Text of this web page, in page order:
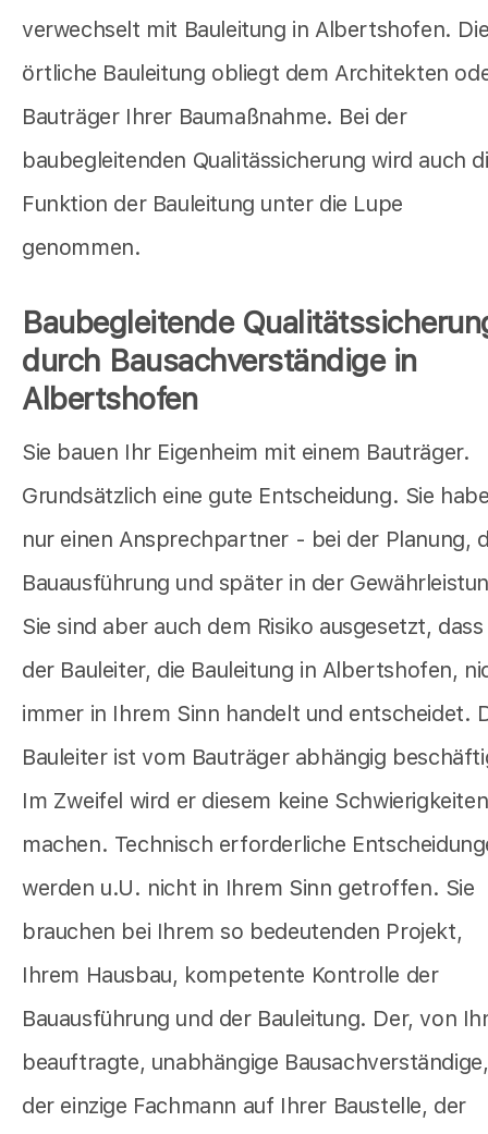
verwechselt mit Bauleitung in Albertshofen.
örtliche Bauleitung obliegt dem Architekten
Bauträger Ihrer Baumaßnahme. Bei der
baubegleitenden Qualitässicherung wird auch
Funktion der Bauleitung unter die Lupe
genommen.
Baubegleitende
durch Bausachverständige in
Albertshofen
Sie bauen Ihr Eigenheim mit einem Bauträger.
Grundsätzlich eine gute Entscheidung. Sie
nur einen Ansprechpartner - bei der Planung,
Bauausführung und später in der
Sie sind aber auch dem Risiko ausgesetzt, dass
der Bauleiter, die Bauleitung in Albertshofen,
immer in Ihrem Sinn handelt und entscheidet.
Bauleiter ist vom Bauträger abhängig
Im Zweifel wird er diesem keine Schwierigkeiten
machen. Technisch erforderliche
werden u.U. nicht in Ihrem Sinn getroffen. Sie
brauchen bei Ihrem so bedeutenden Projekt,
Ihrem Hausbau, kompetente Kontrolle der
Bauausführung und der Bauleitung. Der, von
beauftragte, unabhängige
der einzige Fachmann auf Ihrer Baustelle, der